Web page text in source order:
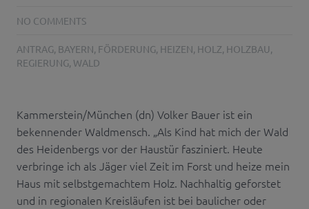
NO COMMENTS
ANTRAG, BAYERN, FÖRDERUNG, HEIZEN, HOLZ, HOLZBAU,
REGIERUNG, WALD
Kammerstein/München (dn) Volker Bauer ist ein
bekennender Waldmensch. „Als Kind hat mich der Wald
des Heidenbergs vor der Haustür fasziniert. Heute
verbringe ich als Jäger viel Zeit im Forst und heize mein
Haus mit selbstgemachtem Holz. Nachhaltig geforstet
und in regionalen Kreisläufen ist bei baulicher oder